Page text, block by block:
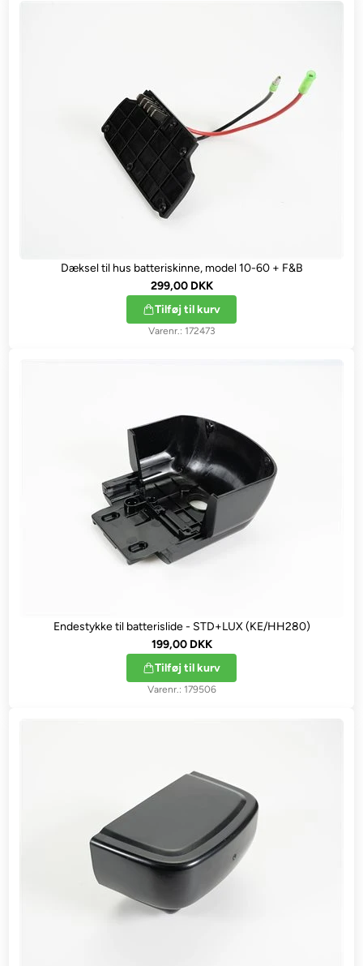
Dæksel til hus batteriskinne, model 10-60 + F&B
299,00 DKK
Tilføj til kurv
172473
Endestykke til batterislide - STD+LUX (KE/HH280)
199,00 DKK
Tilføj til kurv
179506